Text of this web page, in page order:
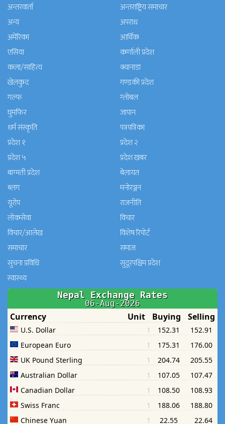
अन्तरवार्ता
अन्तराष्ट्रिय समाचार
अन्य
अपराध
अमेरिका
आर्थिक
एसिया
कर्णाली प्रदेश
कला/साहित्य
क्यानाडा
खेलकुद
गण्डकी प्रदेश
गल्फ
ग्लोबल
घुमफिर
जापान
धर्म संस्कृति
पत्रपत्रिका
प्रदेश १
प्रदेश २
प्रदेश ५
प्रदेश खबर
बाग्मती प्रदेश
बेलायत
ब्लग
मनाेरञ्जन
यूरोप
राजनीति
लोकसेवा
विचार
विचार/आलेख
विशेष रिपोर्ट
समाचार
समाज
सुचना प्रविधि
सुदूरपश्चिम प्रदेश
स्वास्थ्य